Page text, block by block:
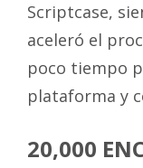
Scriptcase,
aceleró el
poco tiempo
plataforma y
20,000